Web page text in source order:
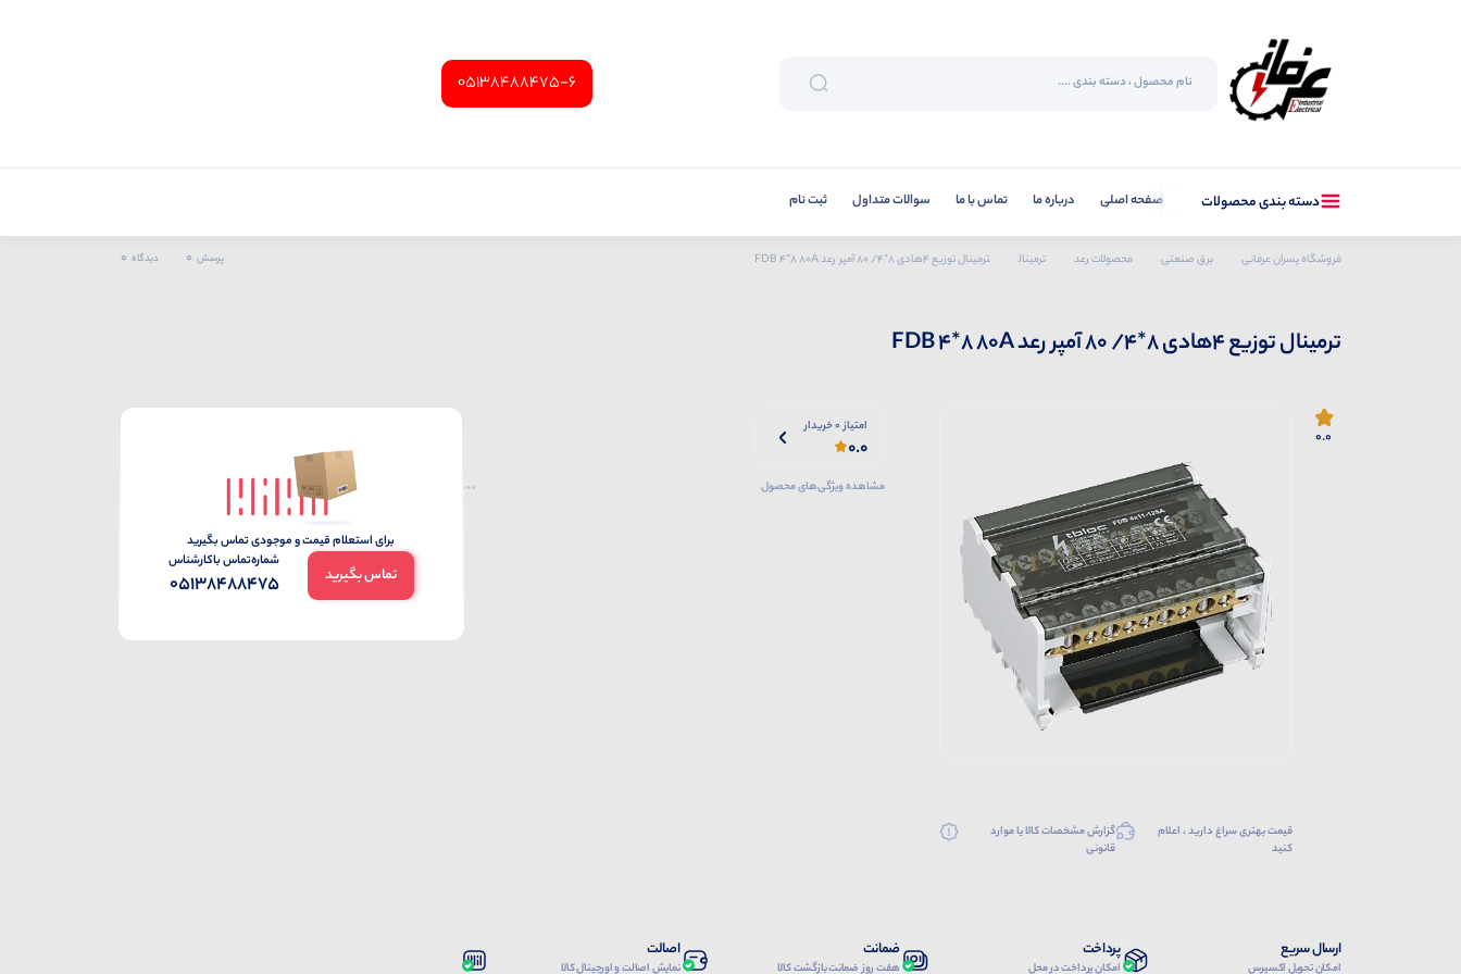
05138488475-6
دسته بندی محصولات صفحه اصلی درباره ما تماس با ما سوالات متداول ثبت نام
فروشگاه پسران عرفانی برق صنعتی محصولات رعد ترمینال ترمینال توزیع 4هادی 8*4/ 80 آمپر رعد FDB 4*8 80A پرسش 0 دیدگاه 0
ترمینال توزیع 4هادی 8*4/ 80 آمپر رعد FDB 4*8 80A
0.0
قیمت بهتری سراغ دارید ، اعلام
کنید
گزارش مشخصات کالا یا موارد
قانونی
امتیاز 0 خریدار
0.0
مشاهده ویژگی‌های محصول
ارسال سریع
امکان تحویل اکسپرس
پرداخت
امکان پرداخت در محل
ضمانت
هفت روز ضمانت بازگشت کالا
اصالت
نمایش اصالت و اورجینال کالا
برای استعلام قیمت و موجودی تماس بگیرید
تماس بگیرید
شماره‌تماس‌ با‌کارشناس
05138488475